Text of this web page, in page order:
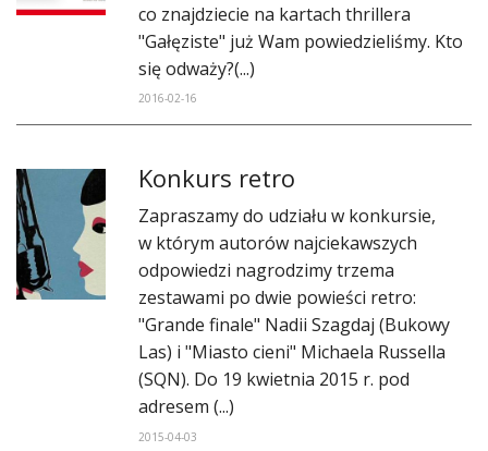
co znajdziecie na kartach thrillera
"Gałęziste" już Wam powiedzieliśmy. Kto
się odważy?(...)
2016-02-16
Konkurs retro
Zapraszamy do udziału w konkursie,
w którym autorów najciekawszych
odpowiedzi nagrodzimy trzema
zestawami po dwie powieści retro:
"Grande finale" Nadii Szagdaj (Bukowy
Las) i "Miasto cieni" Michaela Russella
(SQN). Do 19 kwietnia 2015 r. pod
adresem (...)
2015-04-03